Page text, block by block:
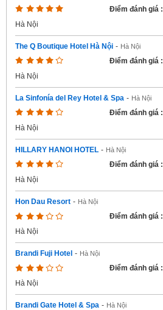
Điểm đánh giá :
Hà Nội
The Q Boutique Hotel Hà Nội - Hà Nội
Điểm đánh giá :
Hà Nội
La Sinfonía del Rey Hotel & Spa - Hà Nội
Điểm đánh giá :
Hà Nội
HILLARY HANOI HOTEL - Hà Nội
Điểm đánh giá :
Hà Nội
Hon Dau Resort - Hà Nội
Điểm đánh giá :
Hà Nội
Brandi Fuji Hotel - Hà Nội
Điểm đánh giá :
Hà Nội
Brandi Gate Hotel & Spa - Hà Nội